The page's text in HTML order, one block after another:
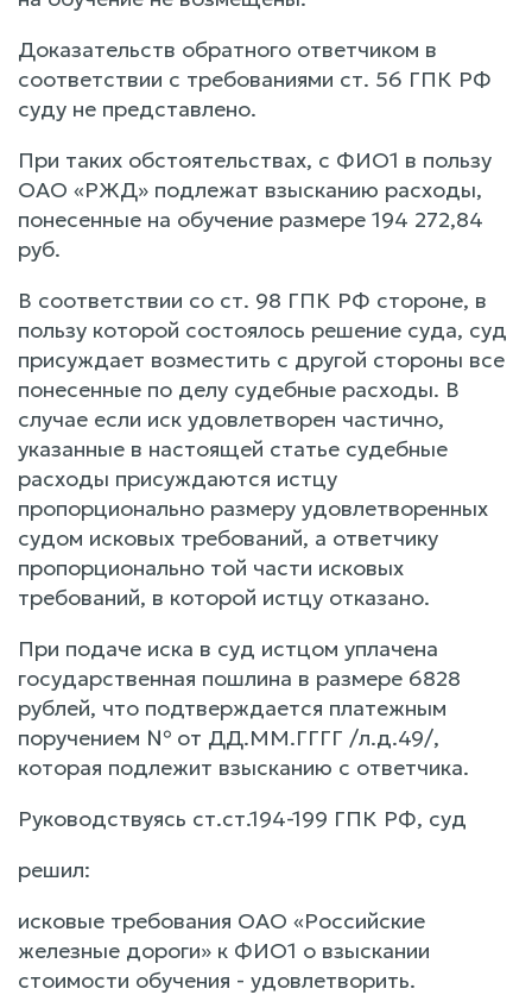
Доказательств обратного ответчиком в
соответствии с требованиями ст. 56 ГПК РФ
суду не представлено.
При таких обстоятельствах, с ФИО1 в пользу
ОАО «РЖД» подлежат взысканию расходы,
понесенные на обучение размере 194 272,84
руб.
В соответствии со ст. 98 ГПК РФ стороне, в
пользу которой состоялось решение суда, суд
присуждает возместить с другой стороны все
понесенные по делу судебные расходы. В
случае если иск удовлетворен частично,
указанные в настоящей статье судебные
расходы присуждаются истцу
пропорционально размеру удовлетворенных
судом исковых требований, а ответчику
пропорционально той части исковых
требований, в которой истцу отказано.
При подаче иска в суд истцом уплачена
государственная пошлина в размере 6828
рублей, что подтверждается платежным
поручением № от ДД.ММ.ГГГГ /л.д.49/,
которая подлежит взысканию с ответчика.
Руководствуясь ст.ст.194-199 ГПК РФ, суд
решил:
исковые требования ОАО «Российские
железные дороги» к ФИО1 о взыскании
стоимости обучения - удовлетворить.